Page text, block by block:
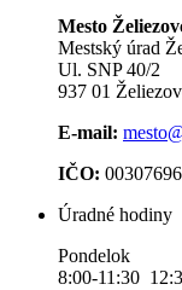
Mesto
Mestský úrad
Ul. SNP 40/2
937 01
E-mail:
IČO: 00307696
Úradné hodiny
Pondelok
8:00-11:30